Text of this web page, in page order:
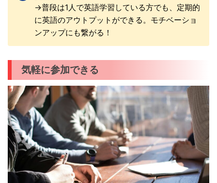
→普段は1人で英語学習している方でも、定期的
に英語のアウトプットができる。モチベーショ
ンアップにも繋がる！
気軽に参加できる